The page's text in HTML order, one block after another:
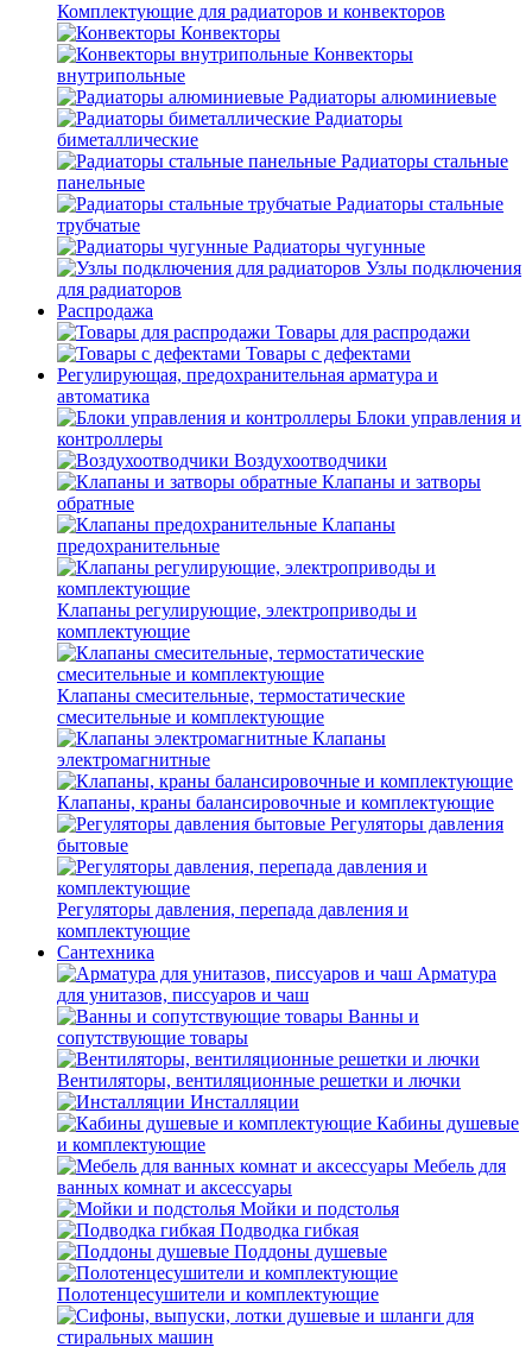
Комплектующие для радиаторов и конвекторов
Конвекторы
Конвекторы
внутрипольные
Радиаторы алюминиевые
Радиаторы
биметаллические
Радиаторы стальные
панельные
Радиаторы стальные
трубчатые
Радиаторы чугунные
Узлы подключения
для радиаторов
Распродажа
Товары для распродажи
Товары с дефектами
Регулирующая, предохранительная арматура и
автоматика
Блоки управления и
контроллеры
Воздухоотводчики
Клапаны и затворы
обратные
Клапаны
предохранительные
Клапаны регулирующие, электроприводы и
комплектующие
Клапаны смесительные, термостатические
смесительные и комплектующие
Клапаны
электромагнитные
Клапаны, краны балансировочные и комплектующие
Регуляторы давления
бытовые
Регуляторы давления, перепада давления и
комплектующие
Сантехника
Арматура
для унитазов, писсуаров и чаш
Ванны и
сопутствующие товары
Вентиляторы, вентиляционные решетки и лючки
Инсталляции
Кабины душевые
и комплектующие
Мебель для
ванных комнат и аксессуары
Мойки и подстолья
Подводка гибкая
Поддоны душевые
Полотенцесушители и комплектующие